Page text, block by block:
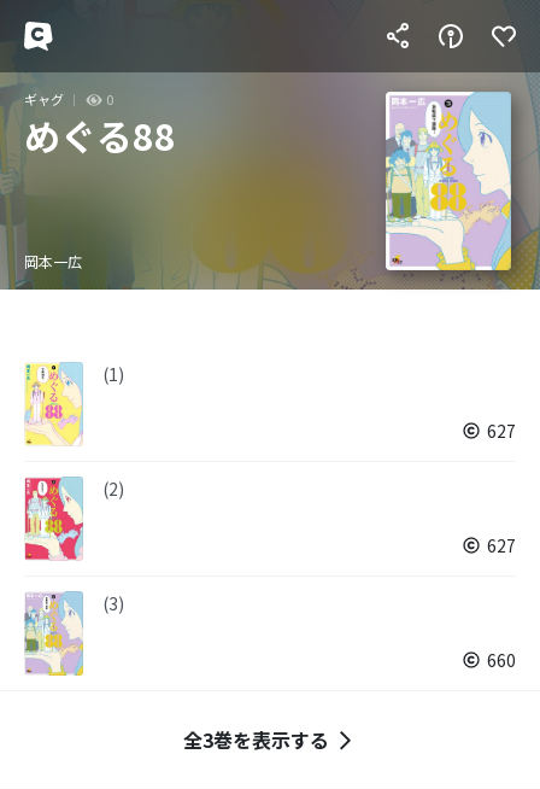
ギャグ 0
めぐる88
岡本一広
(1)
627
(2)
627
(3)
660
全3巻を表示する